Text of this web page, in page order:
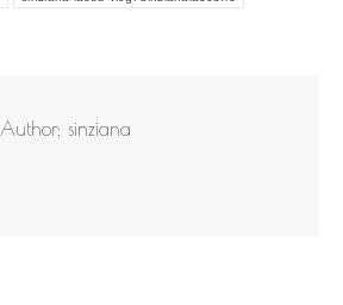
Author: sinziana